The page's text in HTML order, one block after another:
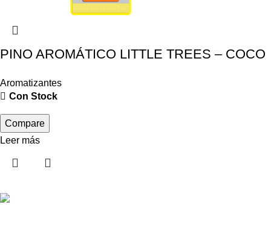
PINO AROMÁTICO LITTLE TREES – COCO
Aromatizantes
Con Stock
Compare
Leer más